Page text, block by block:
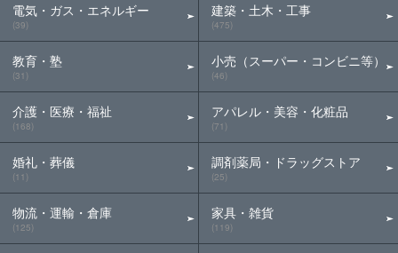
電気・ガス・エネルギー
(39)
教育・塾
(31)
介護・医療・福祉
(168)
婚礼・葬儀
(11)
物流・運輸・倉庫
(125)
建築・土木・工事
(475)
小売（スーパー・コンビニ等）
(46)
アパレル・美容・化粧品
(71)
調剤薬局・ドラッグストア
(25)
家具・雑貨
(119)